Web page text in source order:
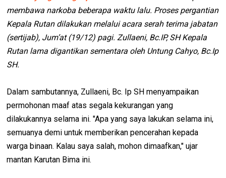
membawa narkoba beberapa waktu lalu. Proses pergantian
Kepala Rutan dilakukan melalui acara serah terima jabatan
(sertijab), Jum’at (19/12) pagi. Zullaeni, Bc.IP, SH Kepala
Rutan lama digantikan sementara oleh Untung Cahyo, Bc.Ip
SH.
Dalam sambutannya, Zullaeni, Bc. Ip SH menyampaikan
permohonan maaf atas segala kekurangan yang
dilakukannya selama ini. "Apa yang saya lakukan selama ini,
semuanya demi untuk memberikan pencerahan kepada
warga binaan. Kalau saya salah, mohon dimaafkan," ujar
mantan Karutan Bima ini.